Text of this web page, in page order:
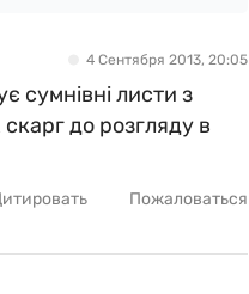
4 Сентября 2013, 20:05
сумнівні листи з
до розгляду в
Пожаловаться